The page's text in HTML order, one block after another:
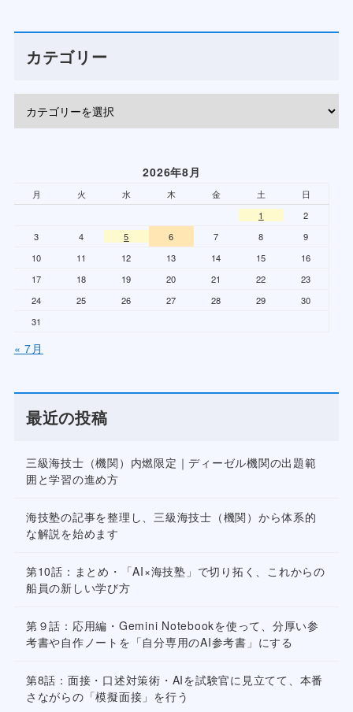
カテゴリー
2026年8月
月 火 水 木 金 土
日
1
2
3
4 5 6 7 8
9
10
11 12 13 14 15
16
17
18 19 20 21 22
23
24
25 26 27 28 29
30
31
« 7月
最近の投稿
三級海技士（機関）内燃限定｜ディーゼル機関の出題範
囲と学習の進め方
海技塾の記事を整理し、三級海技士（機関）から体系的
な解説を始めます
第10話：まとめ・「AI×海技塾」で切り拓く、これからの
船員の新しい学び方
第９話：応用編・Gemini Notebookを使って、分厚い参
考書や自作ノートを「自分専用のAI参考書」にする
第8話：面接・口述対策術・AIを試験官に見立てて、本番
さながらの「模擬面接」を行う